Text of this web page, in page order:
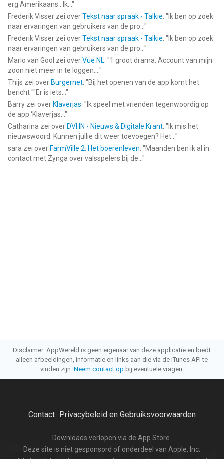
erg Amerikaans.. Ik... "
Frederik Visser zei overTekst naar spraak - Talkie: " Ik ben op zoek
naar ervaringen van gebruikers van de pro... "
Frederik Visser zei overTekst naar spraak - Talkie: " Ik ben op zoek
naar ervaringen van gebruikers van de pro... "
Mario van Gool zei overVue NL: "1 groot drama. Account van mijn
zoon niet meer in te loggen.... "
Thijs zei over Burgernet: "Bij het openen van de app komt het
bericht ""Er is iets... "
Barry zei over Klaverjas: " Ik speel met vrienden tegenwoordig op
de app ‘Klaverjas... "
Catharina zei over DVHN - Nieuws & Digitale Krant: " Ik mis het
nieuwswoord. Kunnen jullie dit weer toevoegen? Het... "
sara zei over FarmVille 2: Het boerenleven: "Maanden ben ik al in
contact met Zynga over valsspelers bij de... "
Disclaimer: AppWereld is geen eigenaar van deze applicatie en biedt
alleen afbeeldingen, informatie en links aan die via de iTunes API te
vinden zijn. Neem contact op bij eventuele vragen.
Contact· Privacybeleid en Gebruiksvoorwaarden
Downloads verlopen via de App Store.
Deze site is niet gesponsord of onderdeel van Apple, Inc.